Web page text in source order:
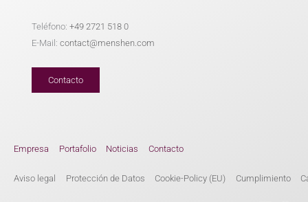
Teléfono:+49 2721 518 0
E-Mail:contact@menshen.com
Contacto
Empresa Portafolio Noticias Contacto
Aviso legal Protección de Datos Cookie-Policy (EU) Cumplimiento